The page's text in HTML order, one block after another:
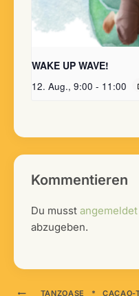
WAKE UP WAVE!
12. Aug., 9:00 - 11:00
Kommentieren
Du musst angemeldet
abzugeben.
TANZOASE * CACAO-